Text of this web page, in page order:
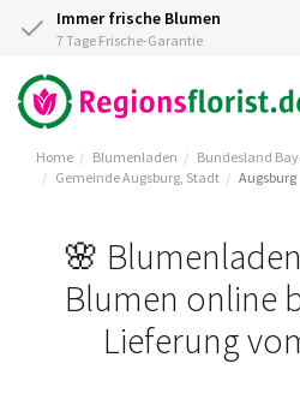
Immer frische Blumen
7 Tage Frische-Garantie
Home Blumenladen
Bundesland
Gemeinde Augsburg, Stadt
Augsburg
🌸
Blumen online
Lieferung